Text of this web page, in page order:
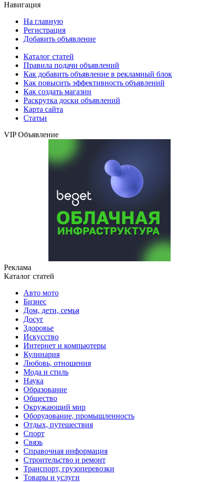
Навигация
На главную
Регистрация
Добавить объявление
Каталог статей
Правила подачи объявлений
Как добавить объявление в рекламный блок
Как повысить эффективность объявлений
Как создать магазин
Раскрутка доски объявлений
Карта сайта
Статьи
VIP Объявление
Реклама
Каталог статей
Авто мото
Бизнес
Дом, дети, семья
Досуг
Здоровье
Искусство
Интернет и компьютеры
Кулинария
Любовь, отношения
Мода и стиль
Наука
Образование
Общество
Окружающий мир
Оборудование, промышленность
Отдых, путешествия
Спорт
Связь
Справочная информация
Строительство и ремонт
Транспорт, грузоперевозки
Товары и услуги